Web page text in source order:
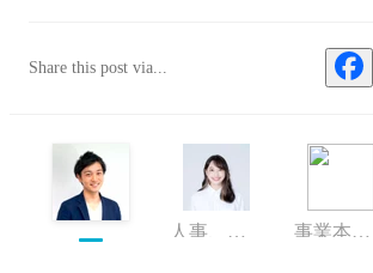
Share this post via...
人事、事業開発 事業本部長